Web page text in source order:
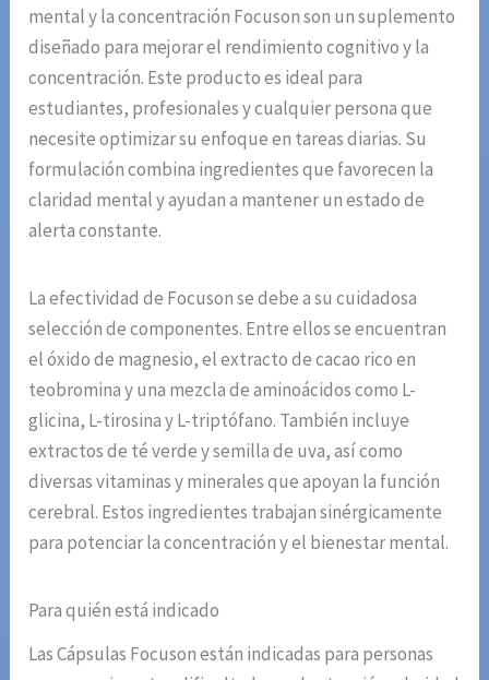
mental y la concentración Focuson son un suplemento
diseñado para mejorar el rendimiento cognitivo y la
concentración. Este producto es ideal para
estudiantes, profesionales y cualquier persona que
necesite optimizar su enfoque en tareas diarias. Su
formulación combina ingredientes que favorecen la
claridad mental y ayudan a mantener un estado de
alerta constante.
La efectividad de Focuson se debe a su cuidadosa
selección de componentes. Entre ellos se encuentran
el óxido de magnesio, el extracto de cacao rico en
teobromina y una mezcla de aminoácidos como L-
glicina, L-tirosina y L-triptófano. También incluye
extractos de té verde y semilla de uva, así como
diversas vitaminas y minerales que apoyan la función
cerebral. Estos ingredientes trabajan sinérgicamente
para potenciar la concentración y el bienestar mental.
Para quién está indicado
Las Cápsulas Focuson están indicadas para personas